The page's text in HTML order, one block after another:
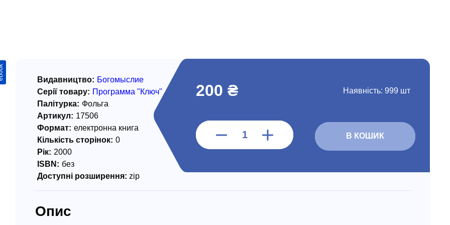
мовами
видання
/ Харчування
200 ₴ Наявність: 999 шт
В КОШИК
Видавництво: Богомыслие
Серії товару: Программа "Ключ"
Палітурка: Фольга
Артикул: 17506
Формат: електронна книга
Кількість сторінок: 0
Рік: 2000
ISBN: без
Доступні розширення: zip
Опис